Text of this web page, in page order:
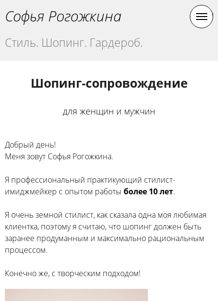
Софья Рогожкина
Стиль. Шопинг. Гардероб.
Шопинг-сопровождение
для женщин и мужчин
Добрый день!
Меня зовут Софья Рогожкина.
Я профессиональный практикующий стилист-
имиджмейкер с опытом работы более 10 лет.
Я очень земной стилист, как сказала одна моя любимая
клиентка, поэтому я считаю, что шопинг должен быть
заранее продуманным и максимально рациональным
процессом.
Конечно же, с творческим подходом!